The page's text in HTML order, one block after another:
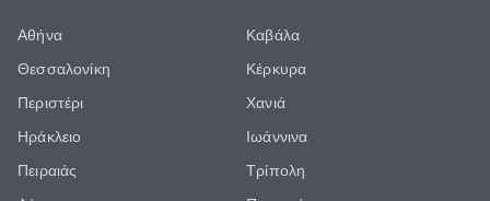
Αθήνα
Θεσσαλονίκη
Περιστέρι
Ηράκλειο
Πειραιάς
Καβάλα
Κέρκυρα
Χανιά
Ιωάννινα
Τρίπολη